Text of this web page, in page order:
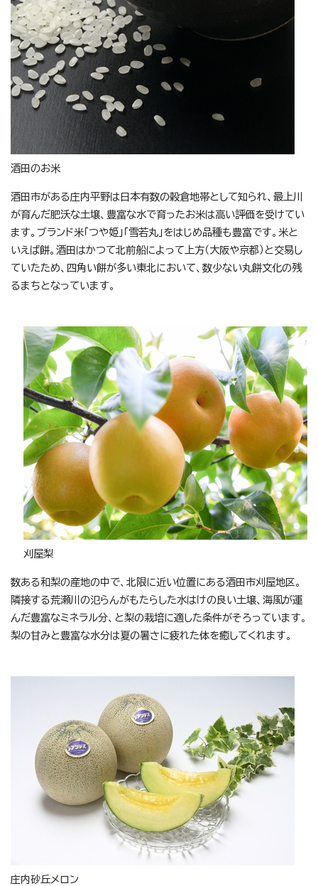
酒田のお米
酒田市がある庄内平野は日本有数の穀倉地帯として知られ、最上川
が育んだ肥沃な土壌、豊富な水で育ったお米は高い評価を受けてい
ます。ブランド米「つや姫」「雪若丸」をはじめ品種も豊富です。米と
いえば餅。酒田はかつて北前船によって上方（大阪や京都）と交易し
ていたため、四角い餅が多い東北において、数少ない丸餅文化の残
るまちとなっています。
刈屋梨
数ある和梨の産地の中で、北限に近い位置にある酒田市刈屋地区。
隣接する荒瀬川の氾らんがもたらした水はけの良い土壌、海風が運
んだ豊富なミネラル分、と梨の栽培に適した条件がそろっています。
梨の甘みと豊富な水分は夏の暑さに疲れた体を癒してくれます。
庄内砂丘メロン